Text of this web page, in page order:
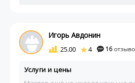
Игорь Авдонин
25.00 4 16
Услуги и цены